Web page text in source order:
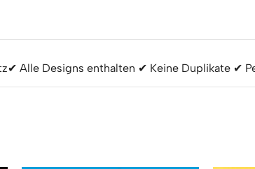
✔ Alle Designs enthalten ✔ Keine Duplikate ✔